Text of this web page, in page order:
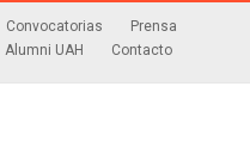
Convocatorias
Prensa
Alumni UAH Contacto